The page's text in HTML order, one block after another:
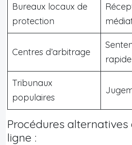
Bureaux locaux de
protection
Centres d’arbitrage
Tribunaux
populaires
Procédures alternatives
ligne :